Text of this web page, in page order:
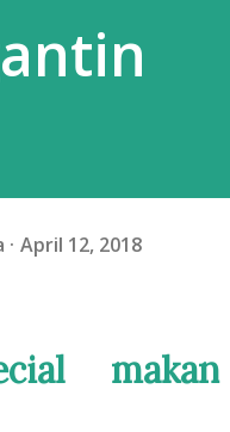
April 12, 2018